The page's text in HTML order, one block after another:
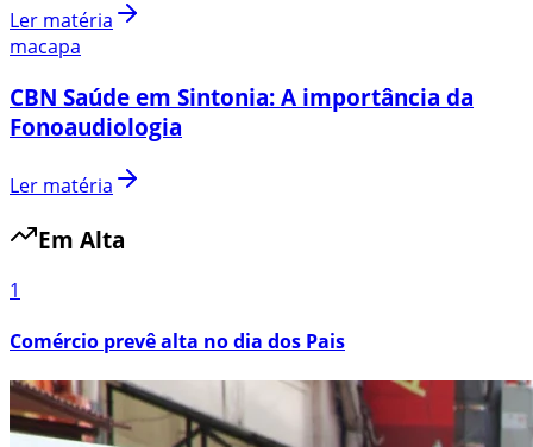
Ler matéria
macapa
CBN Saúde em Sintonia: A importância da
Fonoaudiologia
Ler matéria
Em Alta
1
Comércio prevê alta no dia dos Pais